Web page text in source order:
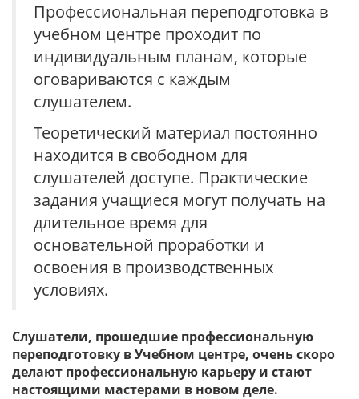
Профессиональная переподготовка в
учебном центре проходит по
индивидуальным планам, которые
оговариваются с каждым
слушателем.
Теоретический материал постоянно
находится в свободном для
слушателей доступе. Практические
задания учащиеся могут получать на
длительное время для
основательной проработки и
освоения в производственных
условиях.
Слушатели, прошедшие профессиональную
переподготовку в Учебном центре, очень скоро
делают профессиональную карьеру и стают
настоящими мастерами в новом деле.